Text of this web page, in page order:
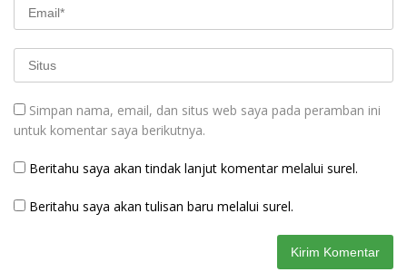
Simpan nama, email, dan situs web saya pada peramban ini
untuk komentar saya berikutnya.
Beritahu saya akan tindak lanjut komentar melalui surel.
Beritahu saya akan tulisan baru melalui surel.